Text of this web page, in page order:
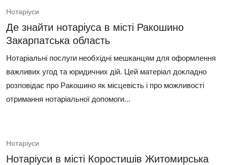
Нотаріуси
Де знайти нотаріуса в місті Ракошино
Закарпатська область
Нотаріальні послуги необхідні мешканцям для оформлення
важливих угод та юридичних дій. Цей матеріал докладно
розповідає про Ракошино як місцевість і про можливості
отримання нотаріальної допомоги...
Нотаріуси
Нотаріуси в місті Коростишів Житомирська